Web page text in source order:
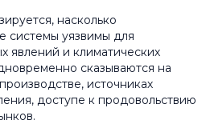
насколько
системы уязвимы для
явлений и климатических
сказываются на
источниках
доступе к продовольствию